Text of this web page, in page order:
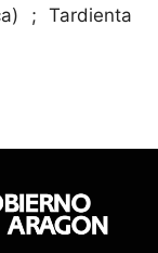
; Tardienta